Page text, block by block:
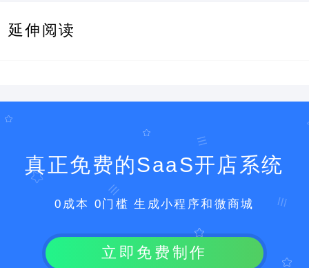
延伸阅读
真正免费的SaaS开店系统
0成本 0门槛 生成小程序和微商城
立即免费制作